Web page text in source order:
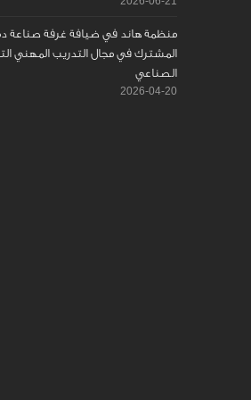
منظمة هاند في ضيافة غرفة صناعة
المشترك في مجال التدريب المهني
الصناعي
2026-04-20